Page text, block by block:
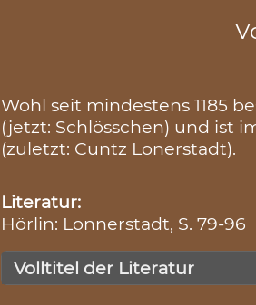
Wohl seit mindestens 1185
(jetzt: Schlösschen) und ist
(zuletzt: Cuntz Lonerstadt).
Literatur:
Hörlin: Lonnerstadt, S. 79-96
Volltitel der Literatur